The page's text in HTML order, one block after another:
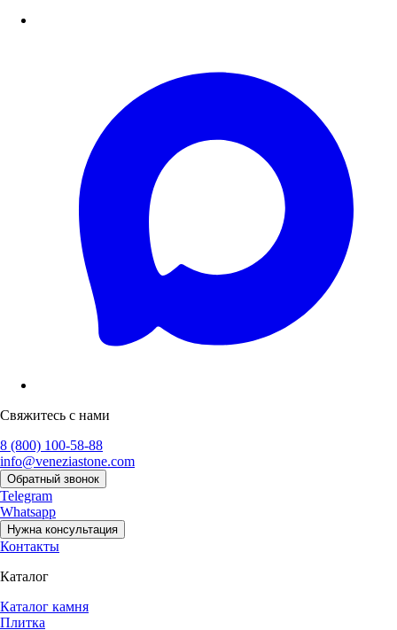
Свяжитесь с нами
8 (800) 100-58-88
info@veneziastone.com
Обратный звонок
Telegram
Whatsapp
Нужна консультация
Контакты
Каталог
Каталог камня
Плитка